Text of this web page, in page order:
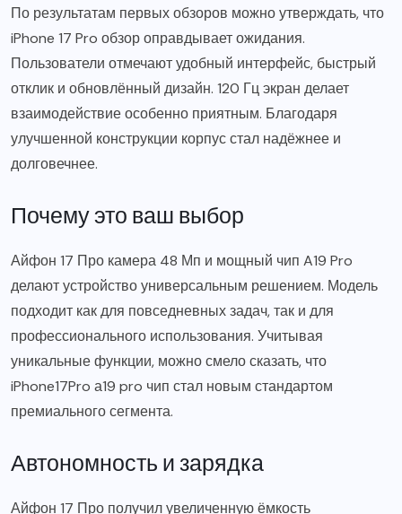
По результатам первых обзоров можно утверждать, что
iPhone 17 Pro обзор оправдывает ожидания.
Пользователи отмечают удобный интерфейс, быстрый
отклик и обновлённый дизайн. 120 Гц экран делает
взаимодействие особенно приятным. Благодаря
улучшенной конструкции корпус стал надёжнее и
долговечнее.
Почему это ваш выбор
Айфон 17 Про камера 48 Мп и мощный чип A19 Pro
делают устройство универсальным решением. Модель
подходит как для повседневных задач, так и для
профессионального использования. Учитывая
уникальные функции, можно смело сказать, что
iPhone17Pro а19 pro чип стал новым стандартом
премиального сегмента.
Автономность и зарядка
Айфон 17 Про получил увеличенную ёмкость